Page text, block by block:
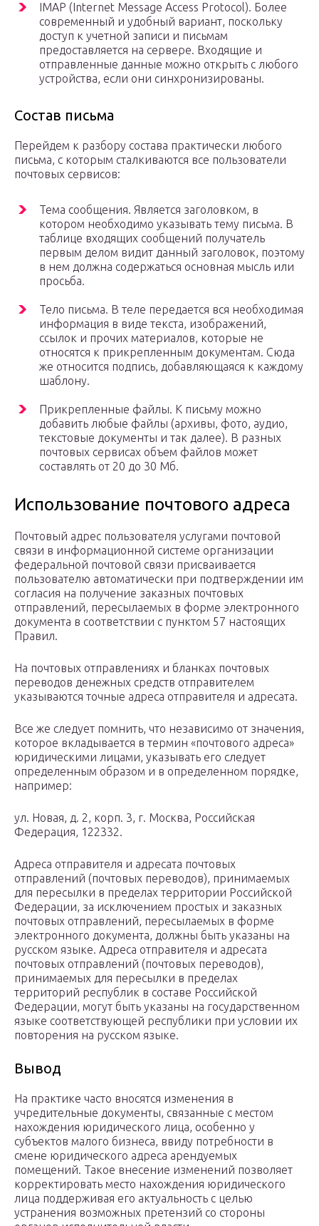
IMAP (Internet Message Access Protocol). Более
современный и удобный вариант, поскольку
доступ к учетной записи и письмам
предоставляется на сервере. Входящие и
отправленные данные можно открыть с любого
устройства, если они синхронизированы.
Состав письма
Перейдем к разбору состава практически любого
письма, с которым сталкиваются все пользователи
почтовых сервисов:
Тема сообщения. Является заголовком, в
котором необходимо указывать тему письма. В
таблице входящих сообщений получатель
первым делом видит данный заголовок, поэтому
в нем должна содержаться основная мысль или
просьба.
Тело письма. В теле передается вся необходимая
информация в виде текста, изображений,
ссылок и прочих материалов, которые не
относятся к прикрепленным документам. Сюда
же относится подпись, добавляющаяся к каждому
шаблону.
Прикрепленные файлы. К письму можно
добавить любые файлы (архивы, фото, аудио,
текстовые документы и так далее). В разных
почтовых сервисах объем файлов может
составлять от 20 до 30 Мб.
Использование почтового адреса
Почтовый адрес пользователя услугами почтовой
связи в информационной системе организации
федеральной почтовой связи присваивается
пользователю автоматически при подтверждении им
согласия на получение заказных почтовых
отправлений, пересылаемых в форме электронного
документа в соответствии с пунктом 57 настоящих
Правил.
На почтовых отправлениях и бланках почтовых
переводов денежных средств отправителем
указываются точные адреса отправителя и адресата.
Все же следует помнить, что независимо от значения,
которое вкладывается в термин «почтового адреса»
юридическими лицами, указывать его следует
определенным образом и в определенном порядке,
например:
ул. Новая, д. 2, корп. 3, г. Москва, Российская
Федерация, 122332.
Адреса отправителя и адресата почтовых
отправлений (почтовых переводов), принимаемых
для пересылки в пределах территории Российской
Федерации, за исключением простых и заказных
почтовых отправлений, пересылаемых в форме
электронного документа, должны быть указаны на
русском языке. Адреса отправителя и адресата
почтовых отправлений (почтовых переводов),
принимаемых для пересылки в пределах
территорий республик в составе Российской
Федерации, могут быть указаны на государственном
языке соответствующей республики при условии их
повторения на русском языке.
Вывод
На практике часто вносятся изменения в
учредительные документы, связанные с местом
нахождения юридического лица, особенно у
субъектов малого бизнеса, ввиду потребности в
смене юридического адреса арендуемых
помещений. Такое внесение изменений позволяет
корректировать место нахождения юридического
лица поддерживая его актуальность с целью
устранения возможных претензий со стороны